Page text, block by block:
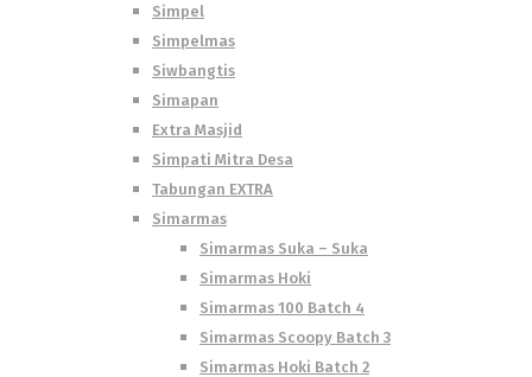
Simpel
Simpelmas
Siwbangtis
Simapan
Extra Masjid
Simpati Mitra Desa
Tabungan EXTRA
Simarmas
Simarmas Suka – Suka
Simarmas Hoki
Simarmas 100 Batch 4
Simarmas Scoopy Batch 3
Simarmas Hoki Batch 2